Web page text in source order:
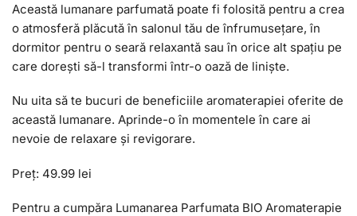
Această lumanare parfumată poate fi folosită pentru a crea
o atmosferă plăcută în salonul tău de înfrumusețare, în
dormitor pentru o seară relaxantă sau în orice alt spațiu pe
care dorești să-l transformi într-o oază de liniște.
Nu uita să te bucuri de beneficiile aromaterapiei oferite de
această lumanare. Aprinde-o în momentele în care ai
nevoie de relaxare și revigorare.
Preț: 49.99 lei
Pentru a cumpăra Lumanarea Parfumata BIO Aromaterapie